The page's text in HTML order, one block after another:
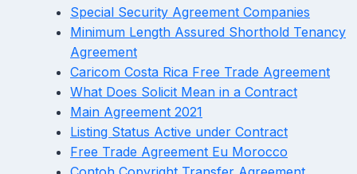
Special Security Agreement Companies
Minimum Length Assured Shorthold Tenancy
Agreement
Caricom Costa Rica Free Trade Agreement
What Does Solicit Mean in a Contract
Main Agreement 2021
Listing Status Active under Contract
Free Trade Agreement Eu Morocco